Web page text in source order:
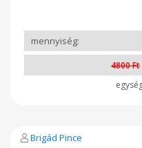
4800 Ft
Brigád Pince